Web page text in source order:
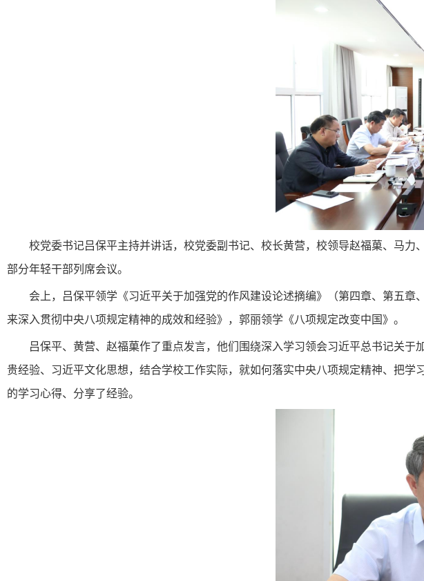
校党委书记吕保平主持并讲话，校党委副书记、校长黄营，校领导赵福菓、马
部分年轻干部列席会议。
会上，吕保平领学《习近平关于加强党的作风建设论述摘编》（第四章、第五
来深入贯彻中央八项规定精神的成效和经验》，郭丽领学《八项规定改变中国》。
吕保平、黄营、赵福菓作了重点发言，他们围绕深入学习领会习近平总书记关
贵经验、习近平文化思想，结合学校工作实际，就如何落实中央八项规定精神、把
的学习心得、分享了经验。